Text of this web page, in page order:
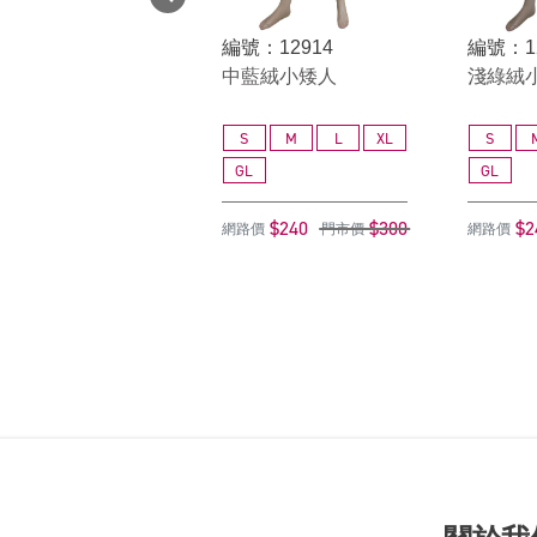
編號：12914
中藍絨小矮人
S M L
XL
GL
網路價 $240 門市價 $300
編號：
淺綠絨
S
GL
網路價